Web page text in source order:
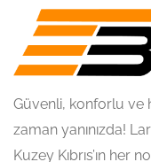
Güvenli, konforlu ve
zaman yanınızda!
Kuzey Kıbrıs’ın her